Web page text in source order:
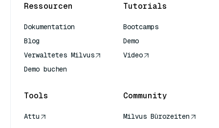
Ressourcen
Dokumentation
Blog
Verwaltetes Milvus
Demo buchen
Tutorials
Bootcamps
Demo
Video
Tools
Attu
Community
Milvus Bürozeiten